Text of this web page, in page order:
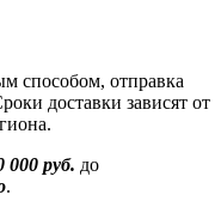
способом, отправка
доставки зависят от
000 руб. до
.